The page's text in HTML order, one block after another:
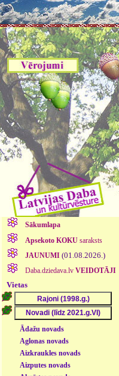
Sākumlapa
Apsekoto KOKUsaraksts
JAUNUMI (01.08.2026.)
Daba.dziedava.lv VEIDOTĀJI
Vietas
Ādažu novads
Aglonas novads
Aizkraukles novads
Aizputes novads